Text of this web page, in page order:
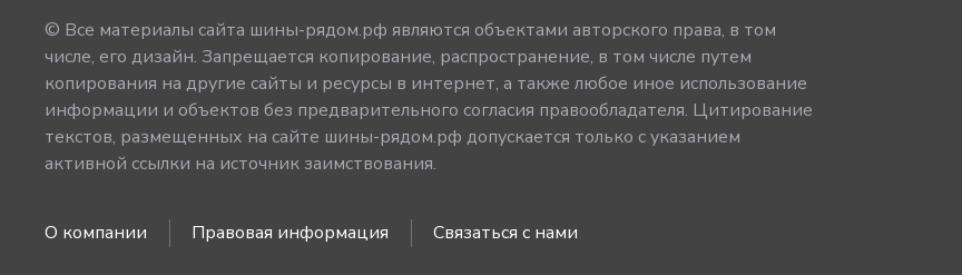
© Все материалы сайта шины-рядом.рф являются объектами авторского права, в том
числе, его дизайн. Запрещается копирование, распространение, в том числе путем
копирования на другие сайты и ресурсы в интернет, а также любое иное использование
информации и объектов без предварительного согласия правообладателя. Цитирование
текстов, размещенных на сайте шины-рядом.рф допускается только с указанием
активной ссылки на источник заимствования.
О компании Правовая информация Связаться с нами